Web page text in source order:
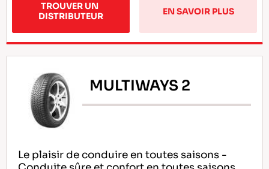
TROUVER UN
DISTRIBUTEUR
EN SAVOIR PLUS
MULTIWAYS 2
Le plaisir de conduire en toutes saisons -